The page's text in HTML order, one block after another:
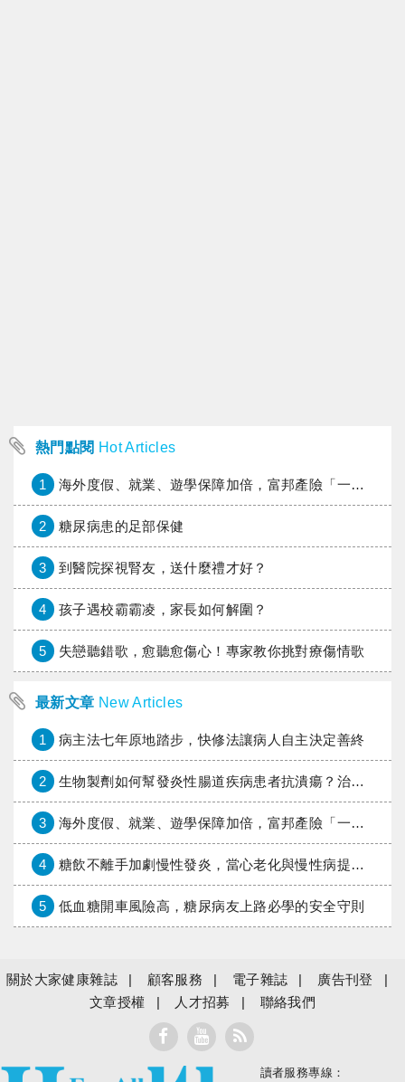
熱門點閱 Hot Articles
1 海外度假、就業、遊學保障加倍，富邦產險「一期逐夢」專案加碼遠距醫療與緊急救援
2 糖尿病患的足部保健
3 到醫院探視腎友，送什麼禮才好？
4 孩子遇校霸霸凌，家長如何解圍？
5 失戀聽錯歌，愈聽愈傷心！專家教你挑對療傷情歌
最新文章 New Articles
1 病主法七年原地踏步，快修法讓病人自主決定善終
2 生物製劑如何幫發炎性腸道疾病患者抗潰瘍？治療進展與健保給付困境一次看
3 海外度假、就業、遊學保障加倍，富邦產險「一期逐夢」專案加碼遠距醫療與緊急救援
4 糖飲不離手加劇慢性發炎，當心老化與慢性病提早報到
5 低血糖開車風險高，糖尿病友上路必學的安全守則
關於大家健康雜誌 顧客服務 電子雜誌
廣告刊登
文章授權
人才招募 聯絡我們
大家健康
讀者服務專線：